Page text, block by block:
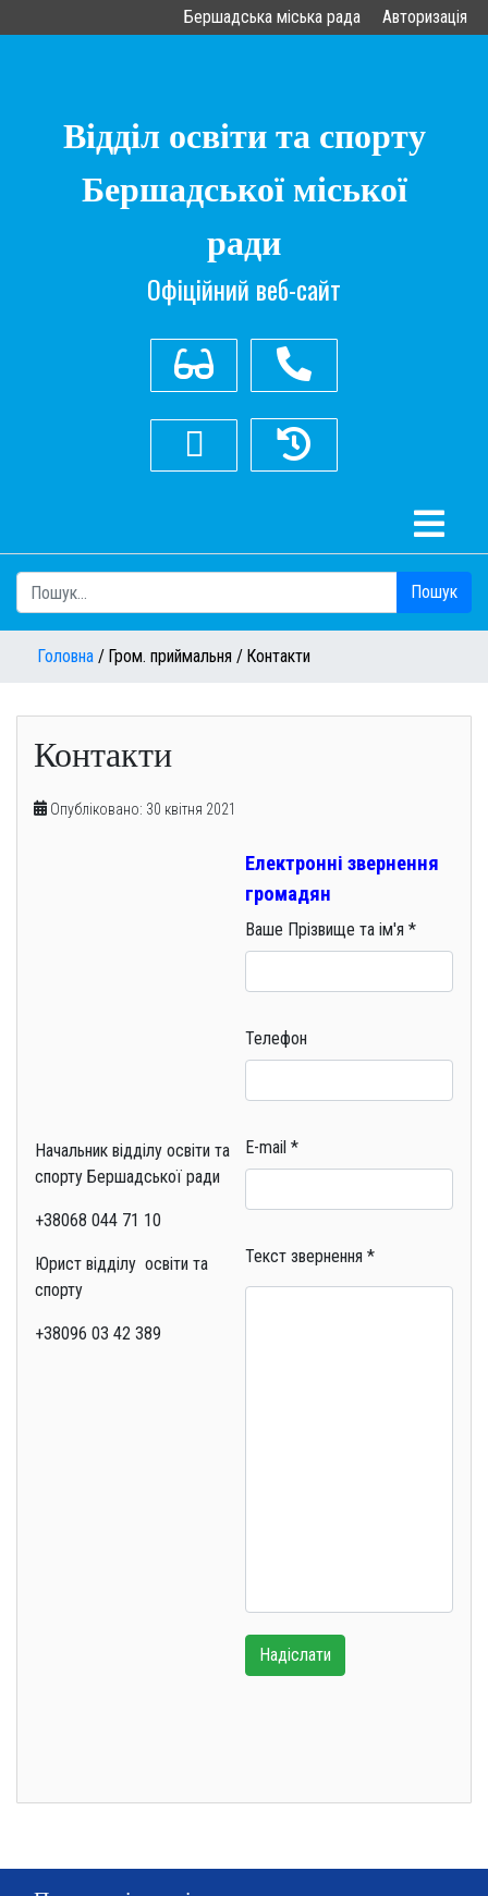
Бершадська міська рада Авторизація
Відділ освіти та спорту
Бершадської міської
ради
Офіційний веб-сайт
З вадами зору(04352) 2-17-84
bershad_osvita@ukr.netСтарий сайт
Пошук
Головна Гром. приймальня Контакти
Контакти
Опубліковано: 30 квітня 2021
Начальник відділу освіти та
спорту Бершадської ради
+38068 044 71 10
Юрист відділу освіти та
спорту
+38096 03 42 389
Електронні звернення
громадян
Ваше Прізвище та ім'я *
Телефон
E-mail *
Текст звернення *
Надіслати